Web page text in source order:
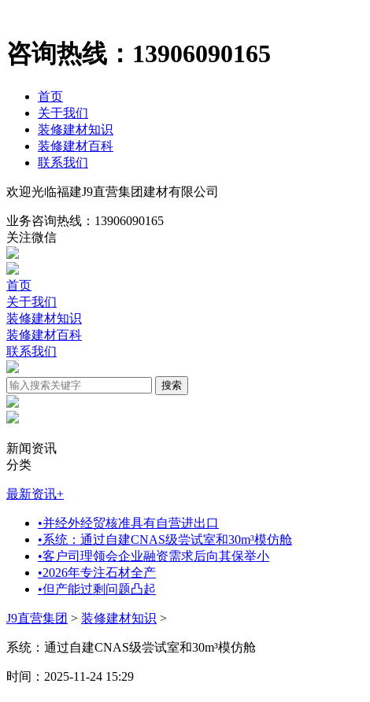
咨询热线： 13906090165
首页
关于我们
装修建材知识
装修建材百科
联系我们
欢迎光临福建J9直营集团建材有限公司
业务咨询热线： 13906090165
关注微信
首页
关于我们
装修建材知识
装修建材百科
联系我们
新闻资讯
分类
最新资讯+
•并经外经贸核准具有自营进出口
•系统：通过自建CNAS级尝试室和30m³模仿舱
•客户司理领会企业融资需求后向其保举小
•2026年专注石材全产
•但产能过剩问题凸起
J9直营集团 > 装修建材知识 >
系统：通过自建CNAS级尝试室和30m³模仿舱
时间：2025-11-24 15:29